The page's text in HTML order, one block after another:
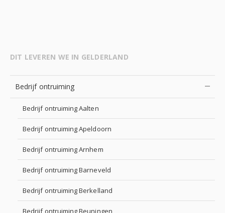
DIT LEVEREN WE IN GELDERLAND
Bedrijf ontruiming
Bedrijf ontruiming Aalten
Bedrijf ontruiming Apeldoorn
Bedrijf ontruiming Arnhem
Bedrijf ontruiming Barneveld
Bedrijf ontruiming Berkelland
Bedrijf ontruiming Beuningen